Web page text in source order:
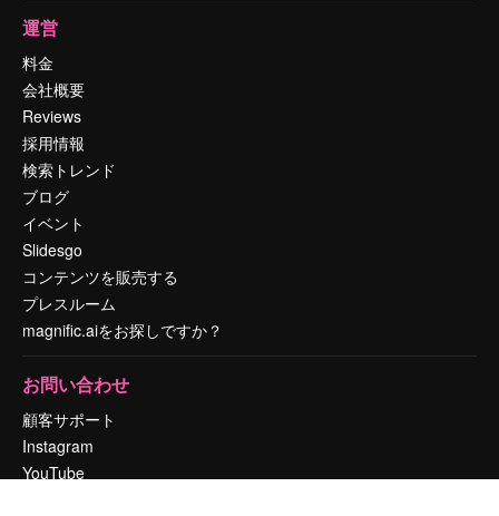
運営
料金
会社概要
Reviews
採用情報
検索トレンド
ブログ
イベント
Slidesgo
コンテンツを販売する
プレスルーム
magnific.aiをお探しですか？
お問い合わせ
顧客サポート
Instagram
YouTube